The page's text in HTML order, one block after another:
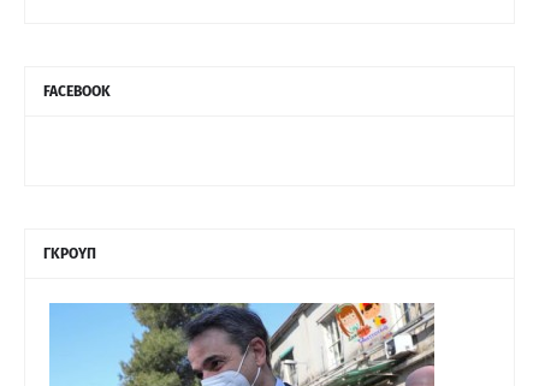
FACEBOOK
ΓΚΡΟΥΠ